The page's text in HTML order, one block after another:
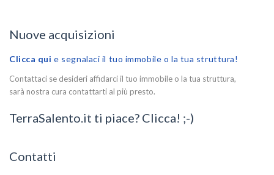
Nuove acquisizioni
Clicca qui e segnalaci il tuo immobile o la tua struttura!
Contattaci se desideri affidarci il tuo immobile o la tua struttura,
sarà nostra cura contattarti al più presto.
TerraSalento.it ti piace? Clicca! ;-)
Contatti